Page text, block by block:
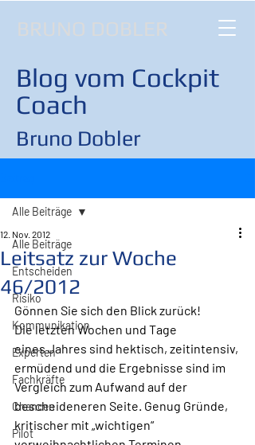
BRUNO DOBLER
Blog vom Cockpit
Coach
Bruno Dobler
Alle Beiträge
Entscheiden
Risiko
Kommunikation
Experten
Fachkräfte
Chancen
Pilot
Alle Beiträge
Leitsatz zur Woche
46/2012
12. Nov. 2012
Gönnen Sie sich den Blick zurück!
Die letzten Wochen und Tage
eines Jahres sind hektisch, zeitintensiv,
ermüdend und die Ergebnisse sind im
Vergleich zum Aufwand auf der
bescheideneren Seite. Genug Gründe,
kritischer mit „wichtigen“